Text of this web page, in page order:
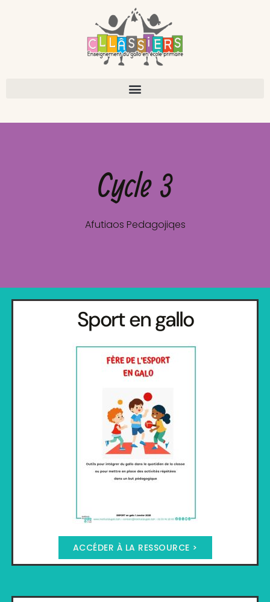
Cycle 3
Afutiaos Pedagojiqes
Sport en gallo
ACCÉDER À LA RESSOURCE >